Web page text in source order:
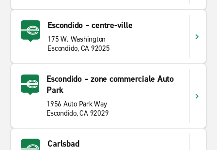
Escondido – centre-ville
175 W. Washington
Escondido, CA 92025
Escondido – zone commerciale Auto
Park
1956 Auto Park Way
Escondido, CA 92029
Carlsbad